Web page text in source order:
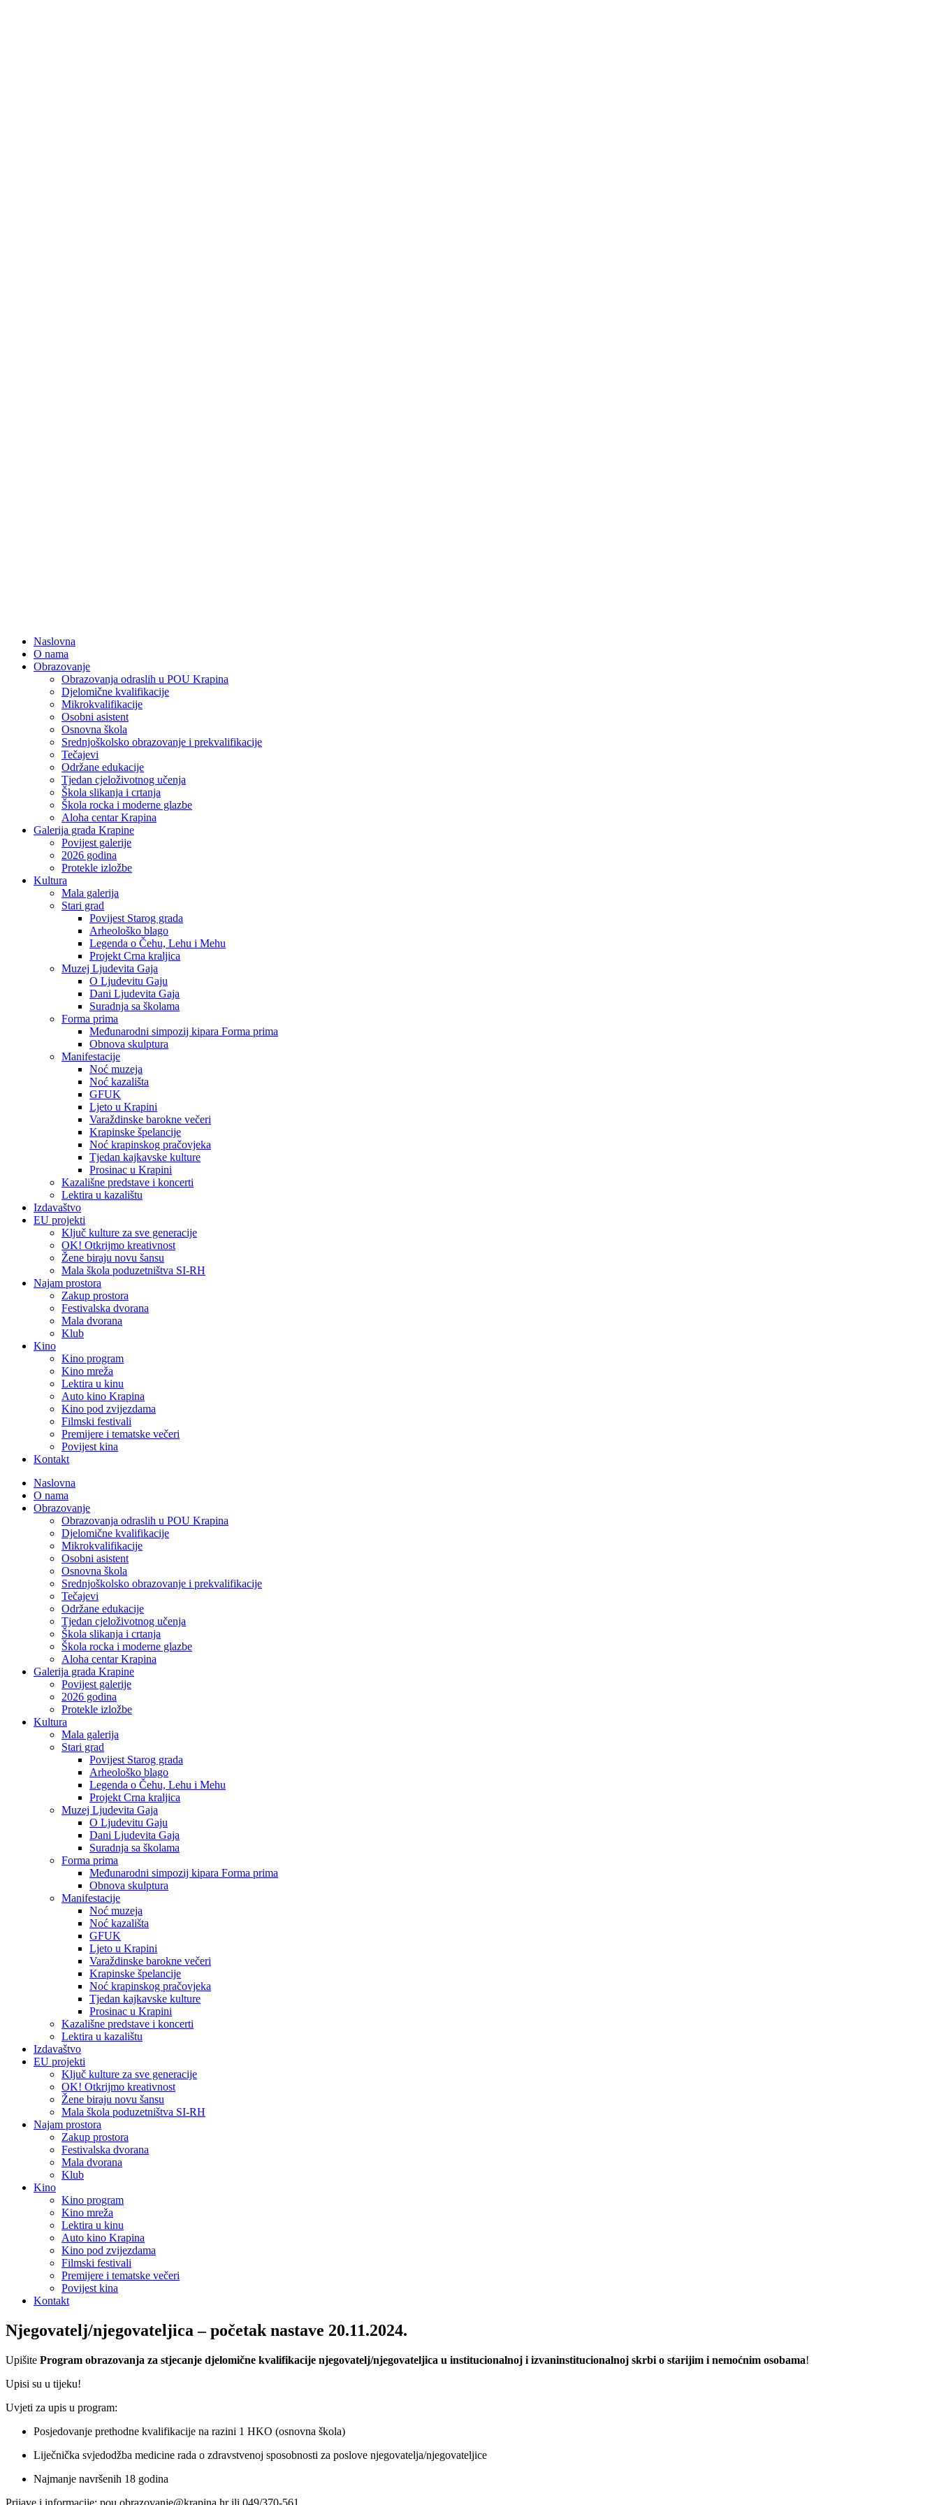
Naslovna
O nama
Obrazovanje
Obrazovanja odraslih u POU Krapina
Djelomične kvalifikacije
Mikrokvalifikacije
Osobni asistent
Osnovna škola
Srednjoškolsko obrazovanje i prekvalifikacije
Tečajevi
Održane edukacije
Tjedan cjeloživotnog učenja
Škola slikanja i crtanja
Škola rocka i moderne glazbe
Aloha centar Krapina
Galerija grada Krapine
Povijest galerije
2026 godina
Protekle izložbe
Kultura
Mala galerija
Stari grad
Povijest Starog grada
Arheološko blago
Legenda o Čehu, Lehu i Mehu
Projekt Crna kraljica
Muzej Ljudevita Gaja
O Ljudevitu Gaju
Dani Ljudevita Gaja
Suradnja sa školama
Forma prima
Međunarodni simpozij kipara Forma prima
Obnova skulptura
Manifestacije
Noć muzeja
Noć kazališta
GFUK
Ljeto u Krapini
Varaždinske barokne večeri
Krapinske špelancije
Noć krapinskog pračovjeka
Tjedan kajkavske kulture
Prosinac u Krapini
Kazališne predstave i koncerti
Lektira u kazalištu
Izdavaštvo
EU projekti
Ključ kulture za sve generacije
OK! Otkrijmo kreativnost
Žene biraju novu šansu
Mala škola poduzetništva SI-RH
Najam prostora
Zakup prostora
Festivalska dvorana
Mala dvorana
Klub
Kino
Kino program
Kino mreža
Lektira u kinu
Auto kino Krapina
Kino pod zvijezdama
Filmski festivali
Premijere i tematske večeri
Povijest kina
Kontakt
Naslovna
O nama
Obrazovanje
Obrazovanja odraslih u POU Krapina
Djelomične kvalifikacije
Mikrokvalifikacije
Osobni asistent
Osnovna škola
Srednjoškolsko obrazovanje i prekvalifikacije
Tečajevi
Održane edukacije
Tjedan cjeloživotnog učenja
Škola slikanja i crtanja
Škola rocka i moderne glazbe
Aloha centar Krapina
Galerija grada Krapine
Povijest galerije
2026 godina
Protekle izložbe
Kultura
Mala galerija
Stari grad
Povijest Starog grada
Arheološko blago
Legenda o Čehu, Lehu i Mehu
Projekt Crna kraljica
Muzej Ljudevita Gaja
O Ljudevitu Gaju
Dani Ljudevita Gaja
Suradnja sa školama
Forma prima
Međunarodni simpozij kipara Forma prima
Obnova skulptura
Manifestacije
Noć muzeja
Noć kazališta
GFUK
Ljeto u Krapini
Varaždinske barokne večeri
Krapinske špelancije
Noć krapinskog pračovjeka
Tjedan kajkavske kulture
Prosinac u Krapini
Kazališne predstave i koncerti
Lektira u kazalištu
Izdavaštvo
EU projekti
Ključ kulture za sve generacije
OK! Otkrijmo kreativnost
Žene biraju novu šansu
Mala škola poduzetništva SI-RH
Najam prostora
Zakup prostora
Festivalska dvorana
Mala dvorana
Klub
Kino
Kino program
Kino mreža
Lektira u kinu
Auto kino Krapina
Kino pod zvijezdama
Filmski festivali
Premijere i tematske večeri
Povijest kina
Kontakt
Njegovatelj/njegovateljica – početak nastave 20.11.2024.
Upišite Program obrazovanja za stjecanje djelomične kvalifikacije njegovatelj/njegovateljica u institucionalnoj i izvaninstitucionalnoj skrbi o starijim i nemoćnim osobama!
Upisi su u tijeku!
Uvjeti za upis u program:
Posjedovanje prethodne kvalifikacije na razini 1 HKO (osnovna škola)
Liječnička svjedodžba medicine rada o zdravstvenoj sposobnosti za poslove njegovatelja/njegovateljice
Najmanje navršenih 18 godina
Prijave i informacije: pou.obrazovanje@krapina.hr ili 049/370-561